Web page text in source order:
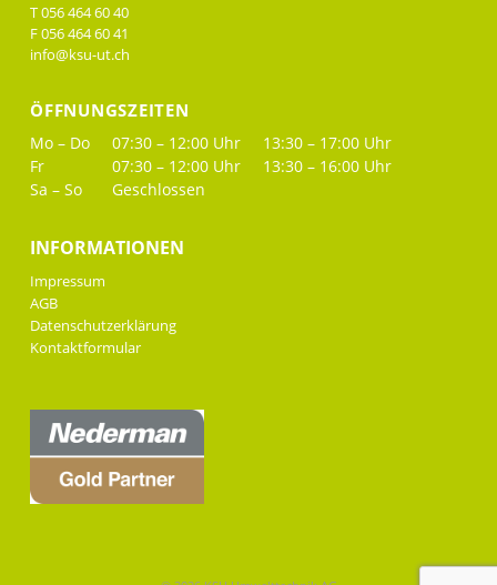
T 056 464 60 40
F 056 464 60 41
info@ksu-ut.ch
ÖFFNUNGSZEITEN
Mo – Do 07:30 – 12:00 Uhr
13:30 – 17:00 Uhr
Fr
07:30 – 12:00 Uhr
13:30 – 16:00 Uhr
Sa – So
Geschlossen
INFORMATIONEN
Impressum
AGB
Datenschutzerklärung
Kontaktformular